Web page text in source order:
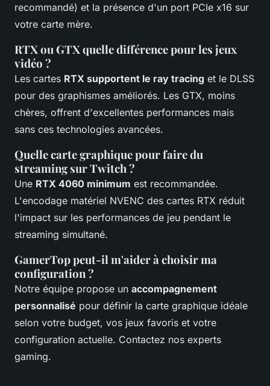
recommandé) et la présence d'un port PCIe x16 sur
votre carte mère.
RTX ou GTX quelle différence pour les jeux
vidéo ?
Les cartes RTX supportent le ray tracing et le DLSS
pour des graphismes améliorés. Les GTX, moins
chères, offrent d'excellentes performances mais
sans ces technologies avancées.
Quelle carte graphique pour faire du
streaming sur Twitch ?
Une RTX 4060 minimum est recommandée.
L'encodage matériel NVENC des cartes RTX réduit
l'impact sur les performances de jeu pendant le
streaming simultané.
GamerTop peut-il m'aider à choisir ma
configuration ?
Notre équipe propose un accompagnement
personnalisé pour définir la carte graphique idéale
selon votre budget, vos jeux favoris et votre
configuration actuelle. Contactez nos experts
gaming.